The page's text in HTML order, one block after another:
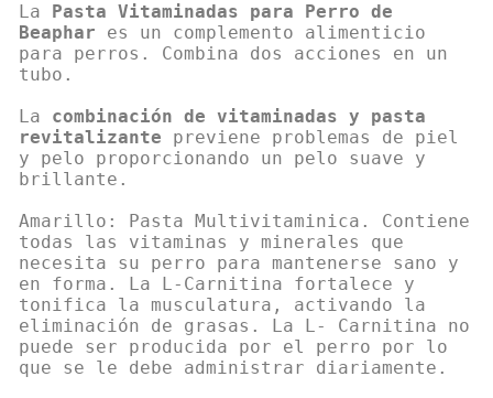
La Pasta Vitaminadas para Perro de
Beaphar es un complemento alimenticio
para perros. Combina dos acciones en un
tubo.
La combinación de vitaminadas y pasta
revitalizante previene problemas de piel
y pelo proporcionando un pelo suave y
brillante.
Amarillo: Pasta Multivitaminica. Contiene
todas las vitaminas y minerales que
necesita su perro para mantenerse sano y
en forma. La L-Carnitina fortalece y
tonifica la musculatura, activando la
eliminación de grasas. La L- Carnitina no
puede ser producida por el perro por lo
que se le debe administrar diariamente.